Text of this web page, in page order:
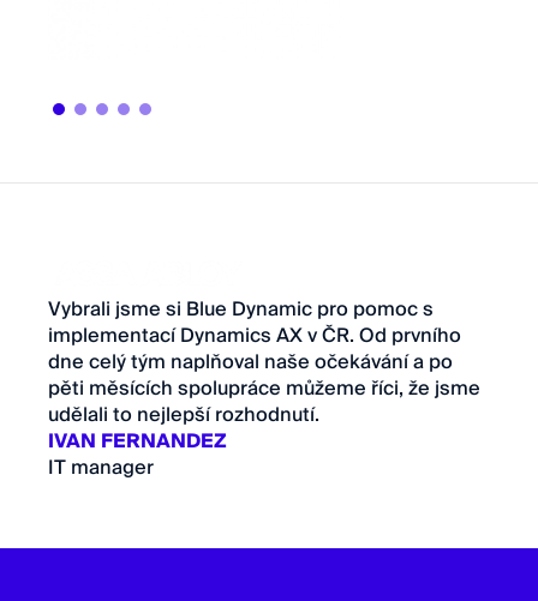
Vybrali jsme si Blue Dynamic pro pomoc s
implementací Dynamics AX v ČR. Od prvního
dne celý tým naplňoval naše očekávání a po
pěti měsících spolupráce můžeme říci, že jsme
udělali to nejlepší rozhodnutí.
IVAN FERNANDEZ
IT manager